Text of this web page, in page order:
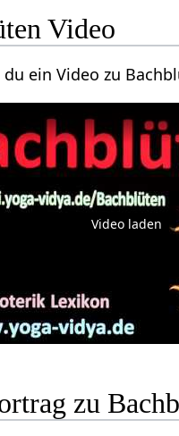
Video
ein Video zu
Video laden
zu